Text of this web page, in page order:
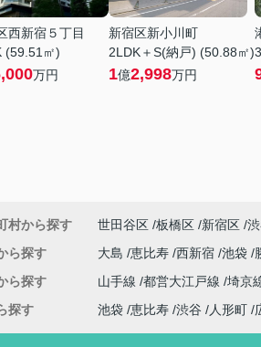
西新宿５丁目
(59.51㎡)
万円
新宿区新小川町
2LDK＋S(納戸) (50.88㎡)
1億2,998万円
村から探す 世田谷区 板橋区 新宿区
ら探す
大島 恵比寿 西新宿 池袋
ら探す
山手線 都営大江戸線 埼京
探す
池袋 恵比寿 渋谷 人形町